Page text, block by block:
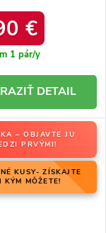
€
1 pár/y
DETAIL
– OBJAVTE JU
PRVÝMI!
KUSY- ZÍSKAJTE
KÝM MÔŽETE!